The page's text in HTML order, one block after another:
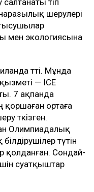
өтіп
шерулері
мен экологиясына
өтті. Мұнда
— ICE
7 ақпанда
қоршаған ортаға
өткізген.
Олимпиадалық
түтін
Сондай-
суатқыштар